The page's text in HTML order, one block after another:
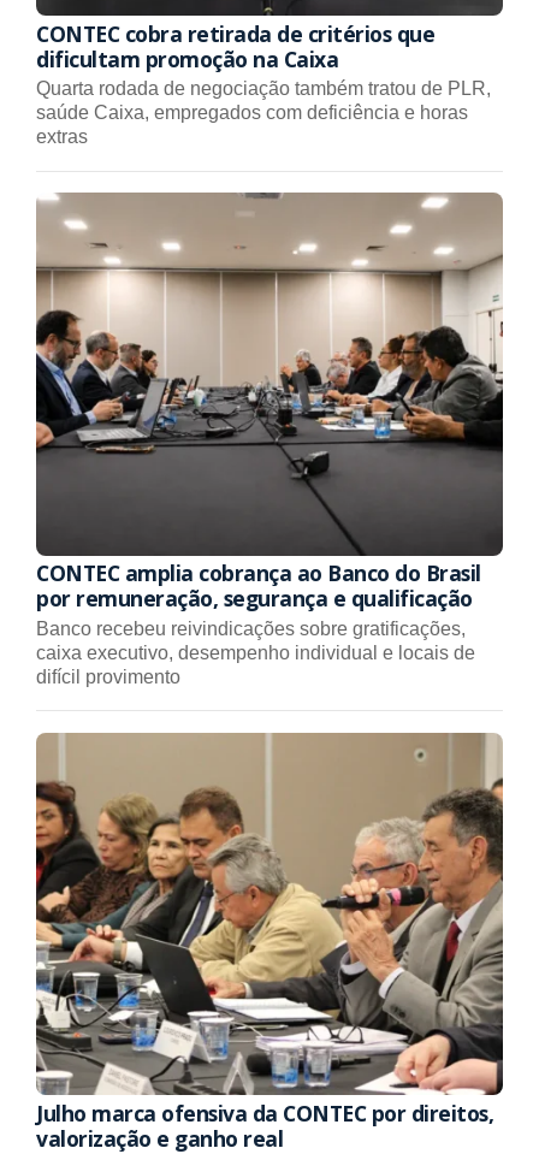
CONTEC cobra retirada de critérios que
dificultam promoção na Caixa
Quarta rodada de negociação também tratou de PLR,
saúde Caixa, empregados com deficiência e horas
extras
CONTEC amplia cobrança ao Banco do Brasil
por remuneração, segurança e qualificação
Banco recebeu reivindicações sobre gratificações,
caixa executivo, desempenho individual e locais de
difícil provimento
Julho marca ofensiva da CONTEC por direitos,
valorização e ganho real